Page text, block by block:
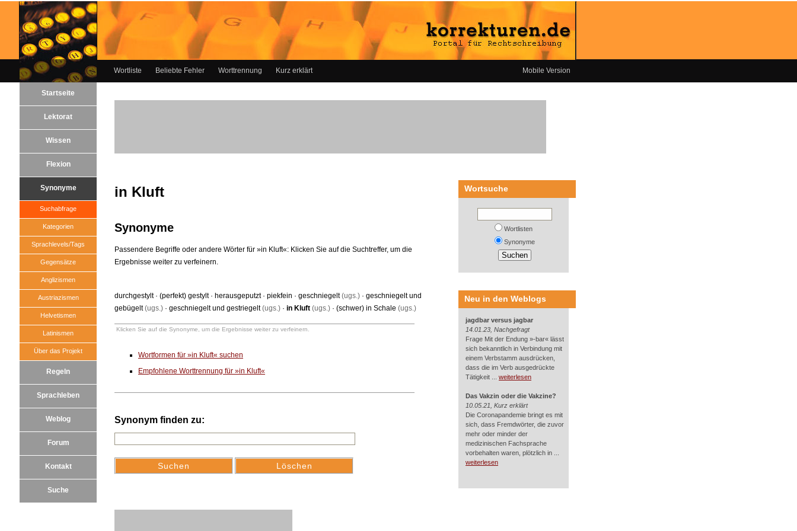
Wortliste Beliebte Fehler Worttrennung Kurz erklärt Mobile Version
Startseite
Lektorat
Wissen
Flexion
Synonyme
Suchabfrage
Kategorien
Sprachlevels/Tags
Gegensätze
Anglizismen
Austriazismen
Helvetismen
Latinismen
Über das Projekt
Regeln
Sprachleben
Weblog
Forum
Kontakt
Suche
in Kluft
Synonyme
Passendere Begriffe oder andere Wörter für »in Kluft«: Klicken Sie auf die Suchtreffer, um die
Ergebnisse weiter zu verfeinern.
durchgestylt· (perfekt) gestylt· herausgeputzt· piekfein · geschniegelt(ugs.) · geschniegelt und
gebügelt(ugs.) · geschniegelt und gestriegelt(ugs.) · in Kluft (ugs.) · (schwer) in Schale (ugs.)
Klicken Sie auf die Synonyme, um die Ergebnisse weiter zu verfeinern.
Wortformen für »in Kluft« suchen
Empfohlene Worttrennung für »in Kluft«
Synonym finden zu:
Wortsuche
Wortlisten
Synonyme
Neu in den Weblogs
jagdbar versus jagbar
14.01.23, Nachgefragt
Frage Mit der Endung »-bar« lässt
sich bekanntlich in Verbindung mit
einem Verbstamm ausdrücken,
dass die im Verb ausgedrückte
Tätigkeit ... weiterlesen
Das Vakzin oder die Vakzine?
10.05.21, Kurz erklärt
Die Coronapandemie bringt es mit
sich, dass Fremdwörter, die zuvor
mehr oder minder der
medizinischen Fachsprache
vorbehalten waren, plötzlich in ...
weiterlesen